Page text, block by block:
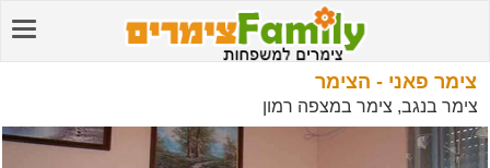
צימר פאני - הצימר
צימר בנגב, צימר במצפה רמון